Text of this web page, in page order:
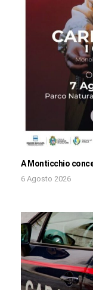
A Monticchio
6 Agosto 2026